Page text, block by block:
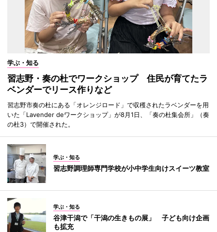
学ぶ・知る
習志野・奏の杜でワークショップ 住民が育てたラ
ベンダーでリース作りなど
習志野市奏の杜にある「オレンジロード」で収穫されたラベンダーを用
いた「Lavender deワークショップ」が8月1日、「奏の杜集会所」（奏
の杜3）で開催された。
学ぶ・知る
習志野調理師専門学校が小中学生向けスイーツ教室
学ぶ・知る
谷津干潟で「干潟の生きもの展」 子ども向け企画
も拡充